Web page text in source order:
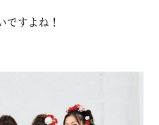
ですよね！